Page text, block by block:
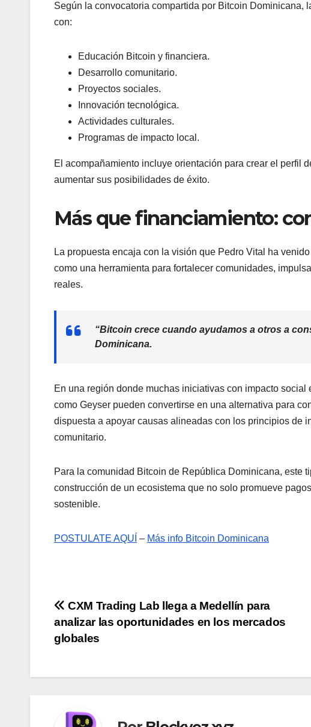
Según la convocatoria compartida por Bitcoin
con:
Educación Bitcoin y financiera.
Desarrollo comunitario.
Proyectos sociales.
Innovación tecnológica.
Actividades culturales.
Programas de impacto local.
El acompañamiento incluye orientación para crear el perfil
aumentar sus posibilidades de éxito.
Más que financiamiento:
La propuesta encaja con la visión que Pedro Vital ha
como una herramienta para fortalecer comunidades,
reales.
“Bitcoin crece cuando ayudamos a otros a
Dominicana.
En una región donde muchas iniciativas con impacto
como Geyser pueden convertirse en una alternativa para
dispuesta a apoyar causas alineadas con los principios de
comunitario.
Para la comunidad Bitcoin de República Dominicana, este
construcción de un ecosistema que no solo promueve
sostenible.
POSTULATE AQUÍ – Más info Bitcoin Dominicana
Navegación
de
CXM Trading Lab llega a Medellín para
analizar las oportunidades en los mercados
globales